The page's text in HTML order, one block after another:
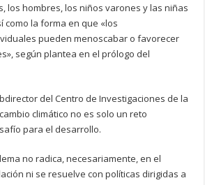
los hombres, los niños varones y las niñas
como la forma en que «los
pueden menoscabar o favorecer
según plantea en el prólogo del
del Centro de Investigaciones de la
climático no es solo un reto
para el desarrollo.
no radica, necesariamente, en el
ni se resuelve con políticas dirigidas a